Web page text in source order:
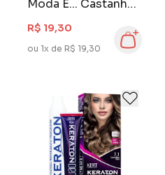
Moda É... Castanho
Escuro 30
R$ 19,30
ou 1x de R$ 19,30